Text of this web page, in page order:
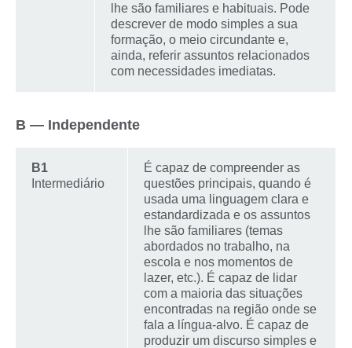
lhe são familiares e habituais. Pode
descrever de modo simples a sua
formação, o meio circundante e,
ainda, referir assuntos relacionados
com necessidades imediatas.
B — Independente
B1
Intermediário
É capaz de compreender as
questões principais, quando é
usada uma linguagem clara e
estandardizada e os assuntos
lhe são familiares (temas
abordados no trabalho, na
escola e nos momentos de
lazer, etc.). É capaz de lidar
com a maioria das situações
encontradas na região onde se
fala a língua-alvo. É capaz de
produzir um discurso simples e